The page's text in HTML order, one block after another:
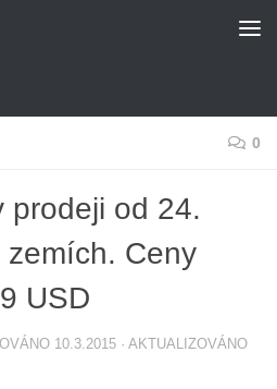
0
prodeji od 24.
Ceny
USD
10.3.2015 · AKTUALIZOVÁNO